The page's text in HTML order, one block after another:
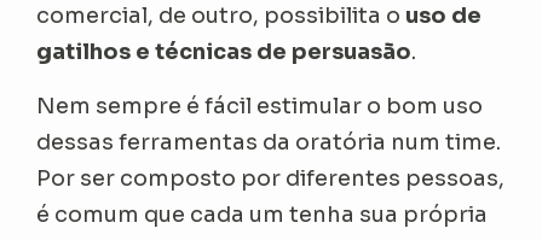
comercial, de outro, possibilita o uso de
gatilhos e técnicas de persuasão.
Nem sempre é fácil estimular o bom uso
dessas ferramentas da oratória num time.
Por ser composto por diferentes pessoas,
é comum que cada um tenha sua própria